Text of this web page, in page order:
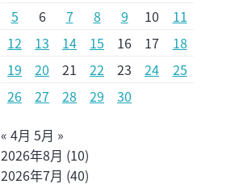
5
6 7 8 9 10
11
12
13 14 15 16 17
18
19
20 21 22 23 24
25
26
27 28 29
30
« 4月 5月 »
2026年8月 (10)
2026年7月 (40)